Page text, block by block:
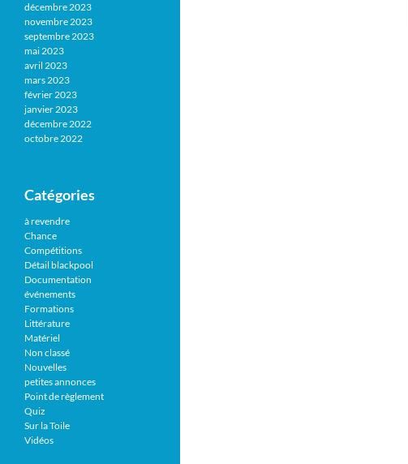
décembre 2023
novembre 2023
septembre 2023
mai 2023
avril 2023
mars 2023
février 2023
janvier 2023
décembre 2022
octobre 2022
Catégories
à revendre
Chance
Compétitions
Détail blackpool
Documentation
événements
Formations
Littérature
Matériel
Non classé
Nouvelles
petites annonces
Point de règlement
Quiz
Sur la Toile
Vidéos